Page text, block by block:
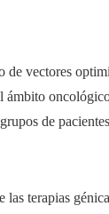
vectores
ámbito
de
las terapias